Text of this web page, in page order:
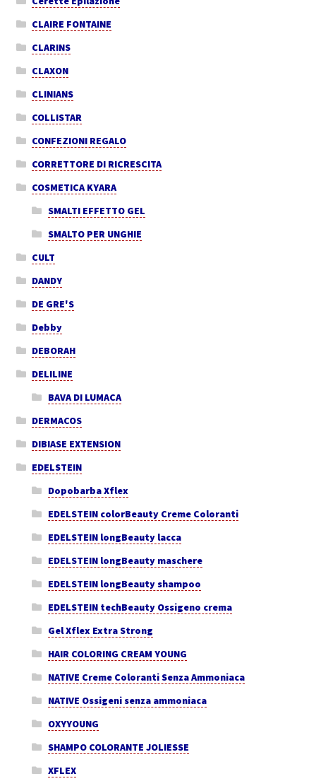
CLAIRE FONTAINE
CLARINS
CLAXON
CLINIANS
COLLISTAR
CONFEZIONI REGALO
CORRETTORE DI RICRESCITA
COSMETICA KYARA
SMALTI EFFETTO GEL
SMALTO PER UNGHIE
CULT
DANDY
DE GRE'S
Debby
DEBORAH
DELILINE
BAVA DI LUMACA
DERMACOS
DIBIASE EXTENSION
EDELSTEIN
Dopobarba Xflex
EDELSTEIN colorBeauty Creme Coloranti
EDELSTEIN longBeauty lacca
EDELSTEIN longBeauty maschere
EDELSTEIN longBeauty shampoo
EDELSTEIN techBeauty Ossigeno crema
Gel Xflex Extra Strong
HAIR COLORING CREAM YOUNG
NATIVE Creme Coloranti Senza Ammoniaca
NATIVE Ossigeni senza ammoniaca
OXYYOUNG
SHAMPO COLORANTE JOLIESSE
XFLEX